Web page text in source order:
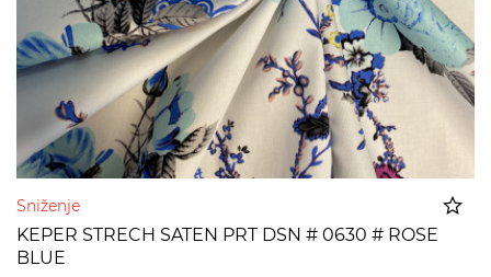
Sniženje
KEPER STRECH SATEN PRT DSN # 0630 # ROSE
BLUE